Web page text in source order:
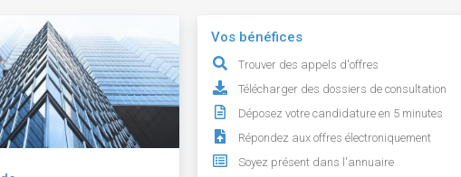
Vos bénéfices
Trouver des appels d'offres
Télécharger des dossiers de consultation
Déposez votre candidature en 5 minutes
Répondez aux offres électroniquement
Soyez présent dans l'annuaire